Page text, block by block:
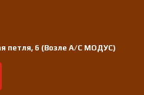
петля, 6 (Возле А/С МОДУС)